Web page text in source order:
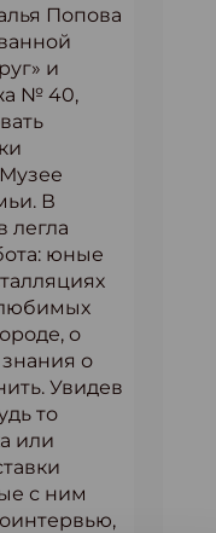
Попова
и
№ 40,
В
легла
юные
о
о
Увидев
то
или
с ним